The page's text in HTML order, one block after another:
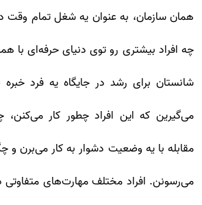
همان سازمان، به عنوان یه شغل تمام وقت
چه افراد بیشتری رو توی دنیای حرفه‌ای با
شانستان برای رشد در جایگاه یه فرد
می‌گیرین که این افراد چطور کار می‌کنن،
مقابله با یه وضعیت دشوار به کار می‌برن و
می‌رسونن. افراد مختلف مهارت‌های متفاوتی